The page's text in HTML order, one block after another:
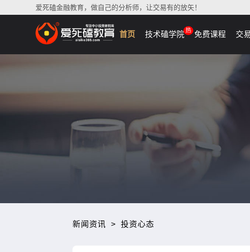
爱死磕金融教育，做自己的分析师，让交易有的放矢！
首页 技术磕学院热 免费课程 交
新闻资讯 > 投资心态